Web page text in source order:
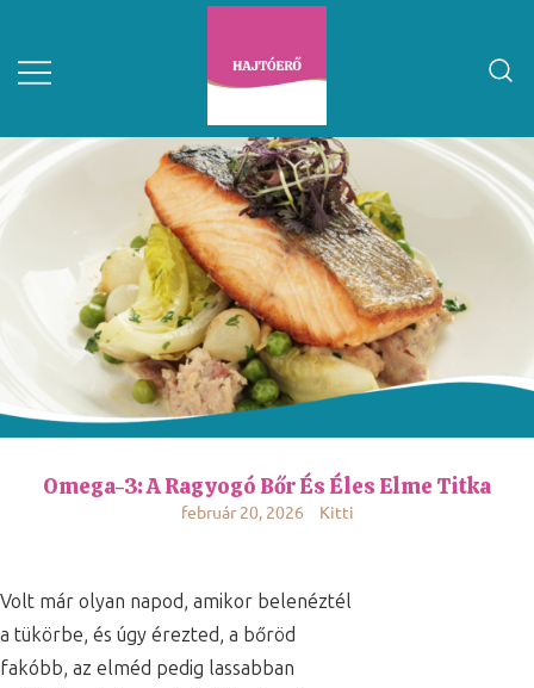
Omega-3: A Ragyogó Bőr És Éles Elme Titka
február 20, 2026 Kitti
Volt már olyan napod, amikor belenéztél
a tükörbe, és úgy érezted, a bőröd
fakóbb, az elméd pedig lassabban